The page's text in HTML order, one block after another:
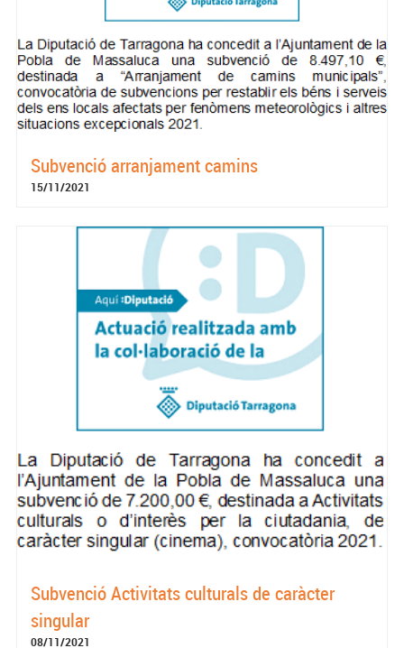
Subvenció arranjament camins
15/11/2021
Subvenció Activitats culturals de caràcter
singular
08/11/2021